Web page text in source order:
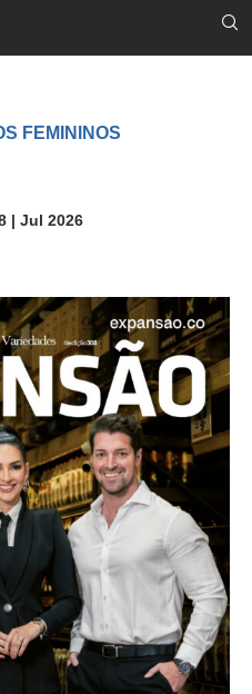
FEMININOS
| Jul 2026